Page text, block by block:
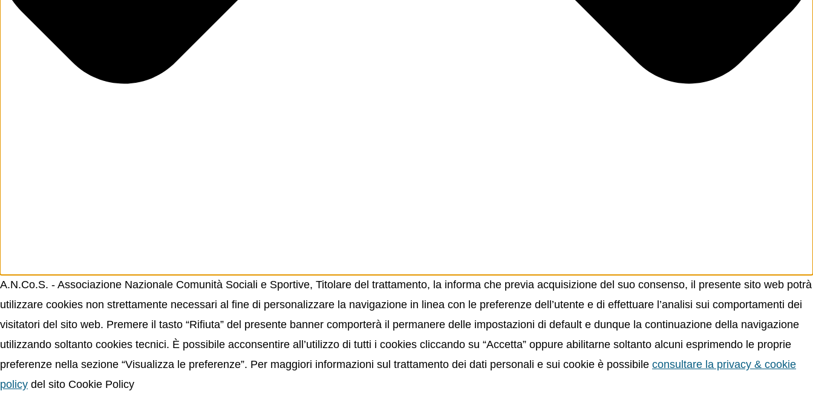
A.N.Co.S. - Associazione Nazionale Comunità Sociali e Sportive, Titolare del trattamento, la informa che previa acquisizione del suo consenso, il presente sito web potrà
utilizzare cookies non strettamente necessari al fine di personalizzare la navigazione in linea con le preferenze dell’utente e di effettuare l’analisi sui comportamenti dei
visitatori del sito web. Premere il tasto “Rifiuta” del presente banner comporterà il permanere delle impostazioni di default e dunque la continuazione della navigazione
utilizzando soltanto cookies tecnici. È possibile acconsentire all’utilizzo di tutti i cookies cliccando su “Accetta” oppure abilitarne soltanto alcuni esprimendo le proprie
preferenze nella sezione “Visualizza le preferenze”. Per maggiori informazioni sul trattamento dei dati personali e sui cookie è possibile consultare la privacy & cookie
policy del sito Cookie Policy